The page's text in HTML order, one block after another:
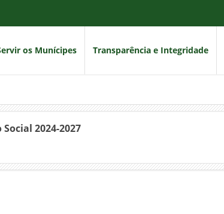
os Munícipes Transparência e Integridade
2024-2027